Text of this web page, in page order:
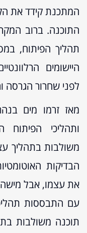
המתכנת קידד את
התוכנה. ברוב
תהליך הפיתוח,
היישומים
לפני שחרור הגרסה
מאז זרמו מים
ותהליכי הפיתוח
משולבות בתהליך
הבדיקות
את עצמו, אבל
עם התבססות
תוכנה משולבות